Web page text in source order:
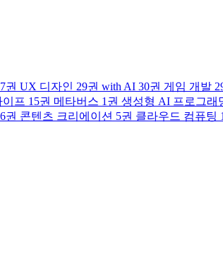
권 UX 디자인 29권 with AI 30권 게임 개발
프 15권 메타버스 1권 생성형 AI 프로그래
권 콘텐츠 크리에이션 5권 클라우드 컴퓨팅